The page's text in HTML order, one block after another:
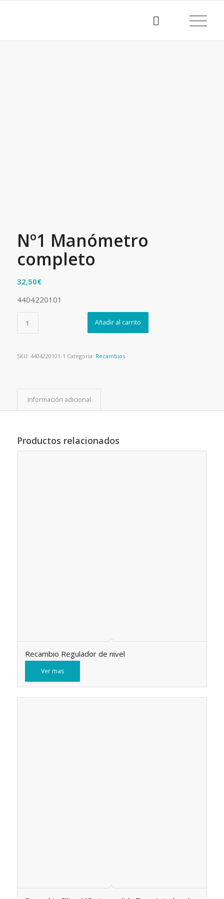
Nº1 Manómetro
completo
32,50€
4404220101
Añadir al carrito
SKU: 4404220101-1 Categoría: Recambios
Información adicional
Productos relacionados
Recambio Regulador de nivel
Ver mas